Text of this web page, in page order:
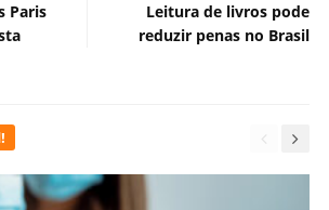
Paris
Leitura de livros pode
reduzir penas no Brasil